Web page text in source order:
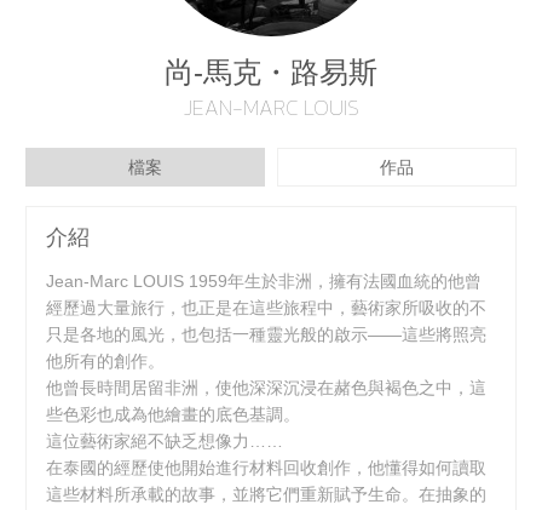
尚-馬克・路易斯
JEAN-MARC LOUIS
檔案 作品
介紹
Jean-Marc LOUIS 1959年生於非洲，擁有法國血統的他曾
經歷過大量旅行，也正是在這些旅程中，藝術家所吸收的不
只是各地的風光，也包括一種靈光般的啟示——這些將照亮
他所有的創作。
他曾長時間居留非洲，使他深深沉浸在赭色與褐色之中，這
些色彩也成為他繪畫的底色基調。
這位藝術家絕不缺乏想像力……
在泰國的經歷使他開始進行材料回收創作，他懂得如何讀取
這些材料所承載的故事，並將它們重新賦予生命。在抽象的